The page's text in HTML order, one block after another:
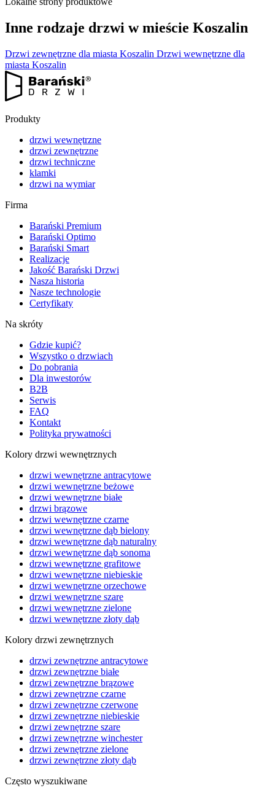
Inne rodzaje drzwi w mieście Koszalin
Drzwi zewnętrzne dla miasta Koszalin Drzwi wewnętrzne dla
miasta Koszalin
Produkty
drzwi wewnętrzne
drzwi zewnętrzne
drzwi techniczne
klamki
drzwi na wymiar
Firma
Barański Premium
Barański Optimo
Barański Smart
Realizacje
Jakość Barański Drzwi
Nasza historia
Nasze technologie
Certyfikaty
Na skróty
Gdzie kupić?
Wszystko o drzwiach
Do pobrania
Dla inwestorów
B2B
Serwis
FAQ
Kontakt
Polityka prywatności
Kolory drzwi wewnętrznych
drzwi wewnętrzne antracytowe
drzwi wewnętrzne beżowe
drzwi wewnętrzne białe
drzwi brązowe
drzwi wewnętrzne czarne
drzwi wewnętrzne dąb bielony
drzwi wewnętrzne dąb naturalny
drzwi wewnętrzne dąb sonoma
drzwi wewnętrzne grafitowe
drzwi wewnętrzne niebieskie
drzwi wewnętrzne orzechowe
drzwi wewnętrzne szare
drzwi wewnętrzne zielone
drzwi wewnętrzne złoty dąb
Kolory drzwi zewnętrznych
drzwi zewnętrzne antracytowe
drzwi zewnętrzne białe
drzwi zewnętrzne brązowe
drzwi zewnętrzne czarne
drzwi zewnętrzne czerwone
drzwi zewnętrzne niebieskie
drzwi zewnętrzne szare
drzwi zewnętrzne winchester
drzwi zewnętrzne zielone
drzwi zewnętrzne złoty dąb
Często wyszukiwane